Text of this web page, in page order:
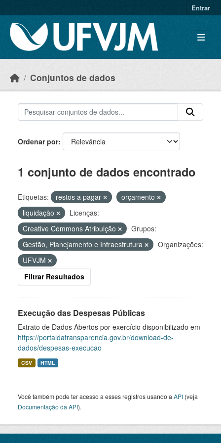
Entrar
Conjuntos de dados
Ordenar por
1 conjunto de dados encontrado
Etiquetas: restos a pagar
orçamento
liquidação
Licenças:
Creative Commons Atribuição
Grupos:
Gestão, Planejamento e Infraestrutura
Organizações:
UFVJM
Filtrar Resultados
Execução das Despesas Públicas
Extrato de Dados Abertos por exercício disponibilizado em
https://portaldatransparencia.gov.br/download-de-
dados/despesas-execucao
CSV HTML
Você também pode ter acesso a esses registros usando a API (veja
Documentação da API).